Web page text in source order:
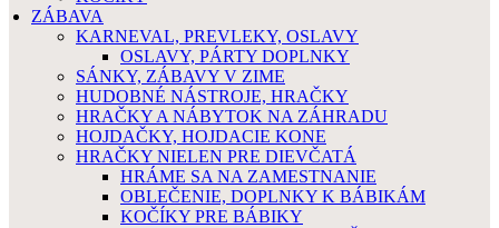
ZÁBAVA
KARNEVAL, PREVLEKY, OSLAVY
OSLAVY, PÁRTY DOPLNKY
SÁNKY, ZÁBAVY V ZIME
HUDOBNÉ NÁSTROJE, HRAČKY
HRAČKY A NÁBYTOK NA ZÁHRADU
HOJDAČKY, HOJDACIE KONE
HRAČKY NIELEN PRE DIEVČATÁ
HRÁME SA NA ZAMESTNANIE
OBLEČENIE, DOPLNKY K BÁBIKÁM
KOČÍKY PRE BÁBIKY